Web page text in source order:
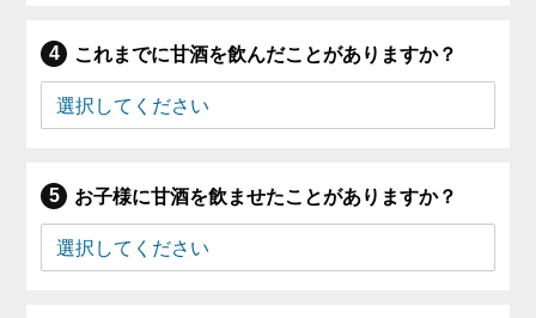
これまでに甘酒を飲んだことがありますか？
お子様に甘酒を飲ませたことがありますか？